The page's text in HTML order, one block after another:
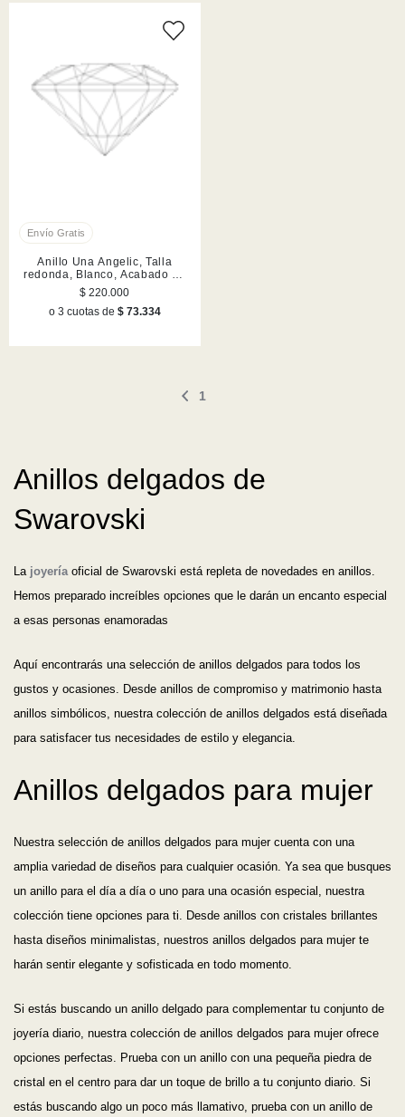
Anillo Una Angelic, Talla
redonda, Blanco, Acabado en
tono oro rosa
$ 220.000
o 3 cuotas de $ 73.334
1
Anillos delgados de
Swarovski
La joyería oficial de Swarovski está repleta de novedades en anillos.
Hemos preparado increíbles opciones que le darán un encanto especial
a esas personas enamoradas
Aquí encontrarás una selección de anillos delgados para todos los
gustos y ocasiones. Desde anillos de compromiso y matrimonio hasta
anillos simbólicos, nuestra colección de anillos delgados está diseñada
para satisfacer tus necesidades de estilo y elegancia.
Anillos delgados para mujer
Nuestra selección de anillos delgados para mujer cuenta con una
amplia variedad de diseños para cualquier ocasión. Ya sea que busques
un anillo para el día a día o uno para una ocasión especial, nuestra
colección tiene opciones para ti. Desde anillos con cristales brillantes
hasta diseños minimalistas, nuestros anillos delgados para mujer te
harán sentir elegante y sofisticada en todo momento.
Si estás buscando un anillo delgado para complementar tu conjunto de
joyería diario, nuestra colección de anillos delgados para mujer ofrece
opciones perfectas. Prueba con un anillo con una pequeña piedra de
cristal en el centro para dar un toque de brillo a tu conjunto diario. Si
estás buscando algo un poco más llamativo, prueba con un anillo de